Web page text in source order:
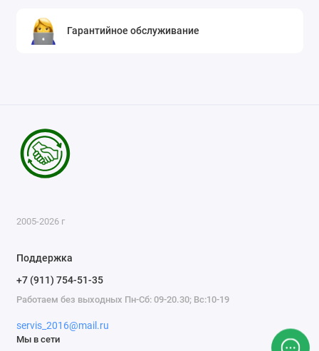
Гарантийное обслуживание
2005-2026 г
Поддержка
+7 (911) 754-51-35
Работаем без выходных Пн-Сб: 09-20.30; Вс:10-19
servis_2016@mail.ru
Мы в сети